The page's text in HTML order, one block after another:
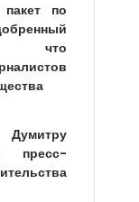
пакет по
что
пресс-